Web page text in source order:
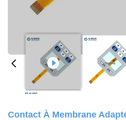
Contact À Membrane